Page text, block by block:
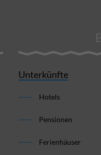
Unterkünfte
Hotels
Pensionen
Ferienhäuser